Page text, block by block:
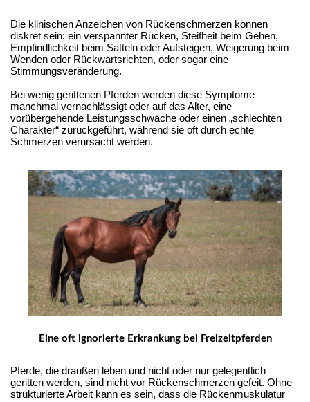
Die klinischen Anzeichen von Rückenschmerzen können
diskret sein: ein verspannter Rücken, Steifheit beim Gehen,
Empfindlichkeit beim Satteln oder Aufsteigen, Weigerung beim
Wenden oder Rückwärtsrichten, oder sogar eine
Stimmungsveränderung.
Bei wenig gerittenen Pferden werden diese Symptome
manchmal vernachlässigt oder auf das Alter, eine
vorübergehende Leistungsschwäche oder einen „schlechten
Charakter“ zurückgeführt, während sie oft durch echte
Schmerzen verursacht werden.
Eine oft ignorierte Erkrankung bei Freizeitpferden
Pferde, die draußen leben und nicht oder nur gelegentlich
geritten werden, sind nicht vor Rückenschmerzen gefeit. Ohne
strukturierte Arbeit kann es sein, dass die Rückenmuskulatur